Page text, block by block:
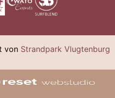
von Strandpark Vlugtenburg